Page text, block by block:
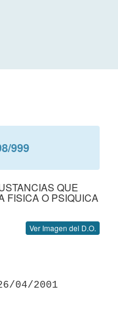
999
QUE
FISICA O PSIQUICA
Ver Imagen del D.O.